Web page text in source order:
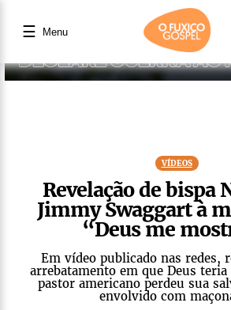
☰ Menu
VÍDEOS
Revelação de bispa
Jimmy Swaggart à
“Deus me
Em vídeo publicado nas redes,
arrebatamento em que Deus
pastor americano perdeu sua
envolvido com